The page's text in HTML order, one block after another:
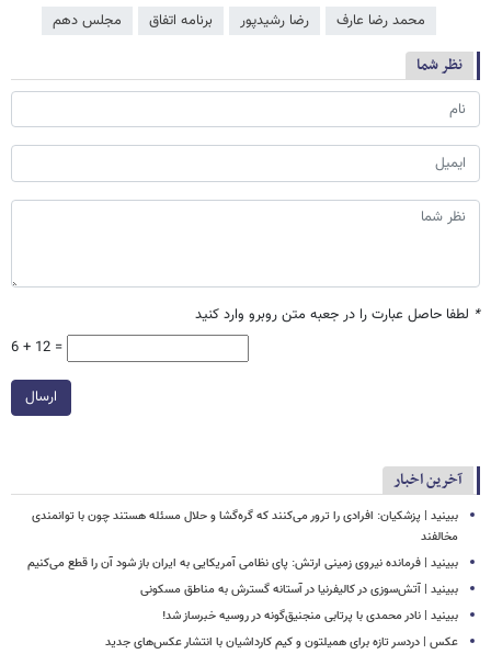
محمد رضا عارف رضا رشیدپور برنامه اتفاق مجلس دهم
نظر شما
* لطفا حاصل عبارت را در جعبه متن روبرو وارد کنید
6 + 12 =
ارسال
آخرین اخبار
ببینید | پزشکیان: افرادی را ترور می‌کنند که گره‌گشا و حلال مسئله هستند چون با توانمندی
مخالفند
ببینید | فرمانده نیروی زمینی ارتش: پای نظامی آمریکایی به ایران باز شود آن را قطع می‌کنیم
ببینید | آتش‌سوزی در کالیفرنیا در آستانه گسترش به مناطق مسکونی
ببینید | نادر محمدی با پرتابی منجنیق‌گونه در روسیه خبرساز شد!
عکس | دردسر تازه برای همیلتون و کیم کارداشیان با انتشار عکس‌های جدید